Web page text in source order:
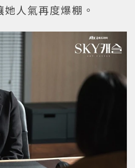
人氣再度爆棚。